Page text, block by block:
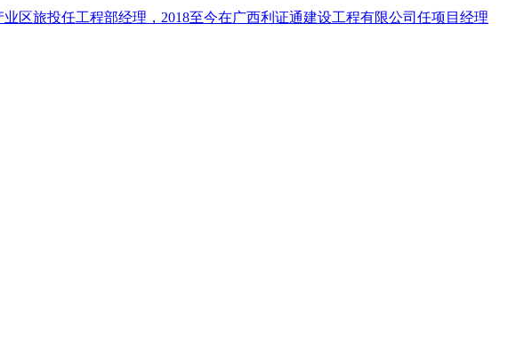
区旅投任工程部经理，2018至今在广西利证通建设工程有限公司任项目经理